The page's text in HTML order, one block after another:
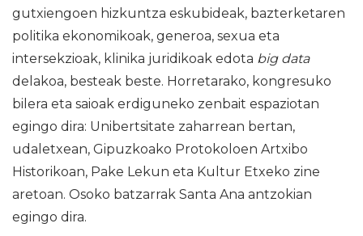
gutxiengoen hizkuntza eskubideak, bazterketaren
politika ekonomikoak, generoa, sexua eta
intersekzioak, klinika juridikoak edota big data
delakoa, besteak beste. Horretarako, kongresuko
bilera eta saioak erdiguneko zenbait espaziotan
egingo dira: Unibertsitate zaharrean bertan,
udaletxean, Gipuzkoako Protokoloen Artxibo
Historikoan, Pake Lekun eta Kultur Etxeko zine
aretoan. Osoko batzarrak Santa Ana antzokian
egingo dira.